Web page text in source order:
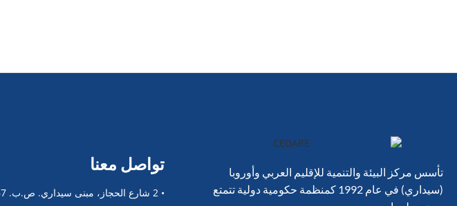
تأسس مركز البيئة والتنمية للإقليم العربي وأوروبا
(سيداري) في عام 1992 كمنظمة حكومية دولية تتمتع
تواصل معنا
• 2 شارع الحجاز، مبنى سيداري. ص.ب. 1057، القاهرة 11737، مصر